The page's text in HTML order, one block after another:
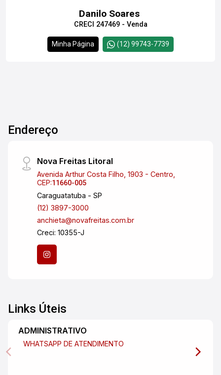
Danilo Soares
CRECI 247469 - Venda
Minha Página (12) 99743-7739
Endereço
Nova Freitas Litoral
Avenida Arthur Costa Filho, 1903 - Centro,
CEP:11660-005
Caraguatatuba - SP
(12) 3897-3000
anchieta@novafreitas.com.br
Creci: 10355-J
Links Úteis
ADMINISTRATIVO
WHATSAPP DE ATENDIMENTO